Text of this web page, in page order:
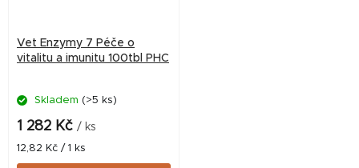
Vet Enzymy 7 Péče o
vitalitu a imunitu 100tbl PHC
Skladem (>5 ks)
1 282 Kč / ks
Měrná
cena:
12,82 Kč / 1 ks